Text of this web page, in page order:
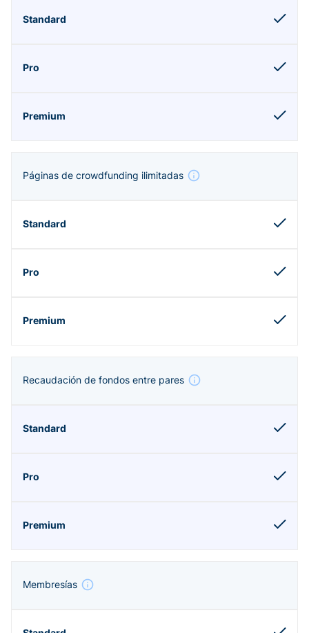
Páginas de crowdfunding ilimitadas
Recaudación de fondos entre pares
Membresías